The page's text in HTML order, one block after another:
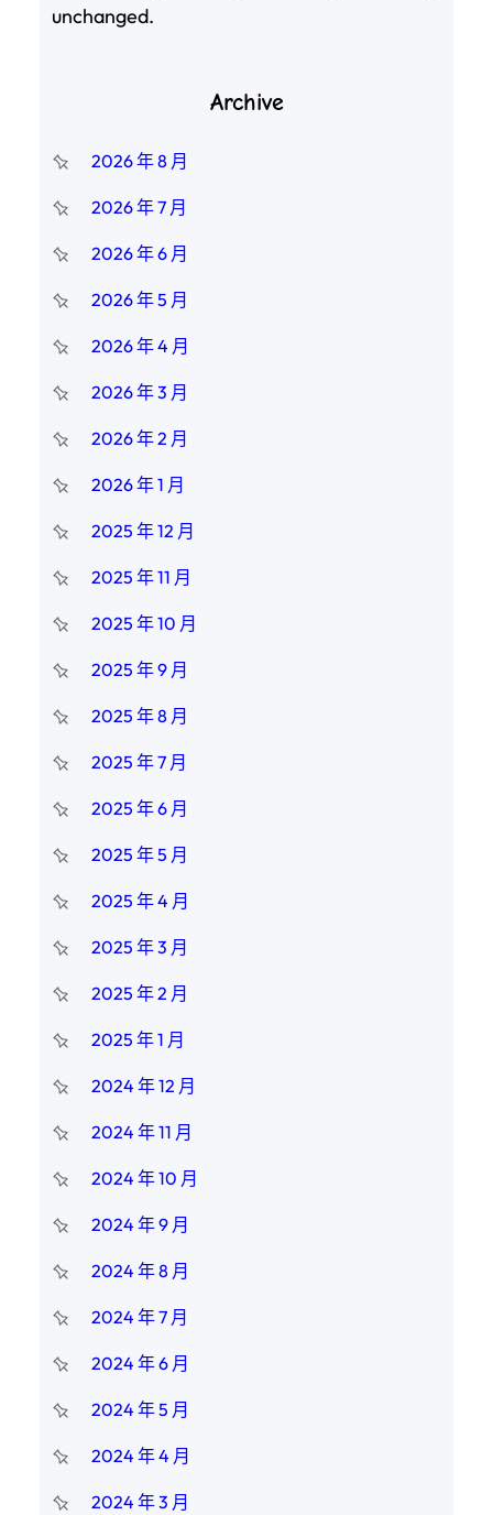
unchanged.
Archive
2026 年 8 月
2026 年 7 月
2026 年 6 月
2026 年 5 月
2026 年 4 月
2026 年 3 月
2026 年 2 月
2026 年 1 月
2025 年 12 月
2025 年 11 月
2025 年 10 月
2025 年 9 月
2025 年 8 月
2025 年 7 月
2025 年 6 月
2025 年 5 月
2025 年 4 月
2025 年 3 月
2025 年 2 月
2025 年 1 月
2024 年 12 月
2024 年 11 月
2024 年 10 月
2024 年 9 月
2024 年 8 月
2024 年 7 月
2024 年 6 月
2024 年 5 月
2024 年 4 月
2024 年 3 月